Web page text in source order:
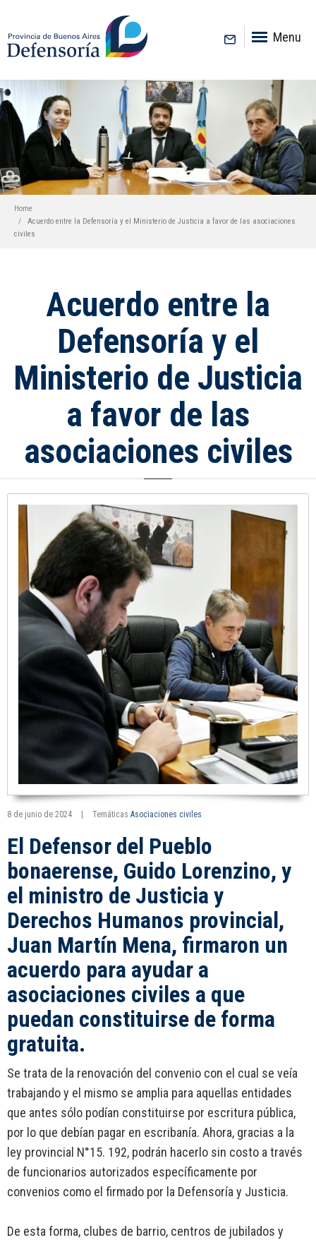
Menu
Home
Acuerdo entre la Defensoría y el Ministerio de Justicia a favor de las asociaciones
civiles
Acuerdo entre la
Defensoría y el
Ministerio de Justicia
a favor de las
asociaciones civiles
8 de junio de 2024 Temáticas Asociaciones civiles
El Defensor del Pueblo
bonaerense, Guido Lorenzino, y
el ministro de Justicia y
Derechos Humanos provincial,
Juan Martín Mena, firmaron un
acuerdo para ayudar a
asociaciones civiles a que
puedan constituirse de forma
gratuita.
Se trata de la renovación del convenio con el cual se veía
trabajando y el mismo se amplia para aquellas entidades
que antes sólo podían constituirse por escritura pública,
por lo que debían pagar en escribanía. Ahora, gracias a la
ley provincial N°15. 192, podrán hacerlo sin costo a través
de funcionarios autorizados específicamente por
convenios como el firmado por la Defensoría y Justicia.
De esta forma, clubes de barrio, centros de jubilados y